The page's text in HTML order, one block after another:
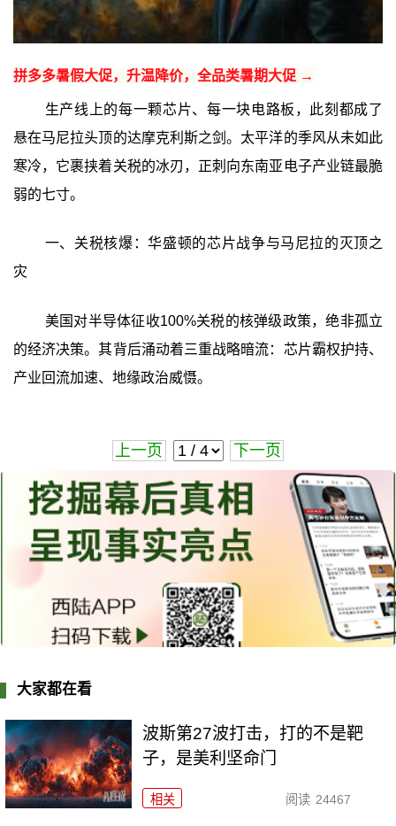
拼多多暑假大促，升温降价，全品类暑期大促 →
生产线上的每一颗芯片、每一块电路板，此刻都成了
悬在马尼拉头顶的达摩克利斯之剑。太平洋的季风从未如此
寒冷，它裹挟着关税的冰刃，正刺向东南亚电子产业链最脆
弱的七寸。
一、关税核爆：华盛顿的芯片战争与马尼拉的灭顶之
灾
美国对半导体征收100%关税的核弹级政策，绝非孤立
的经济决策。其背后涌动着三重战略暗流：芯片霸权护持、
产业回流加速、地缘政治威慑。
上一页 下一页
大家都在看
波斯第27波打击，打的不是靶
子，是美利坚命门
相关 阅读 24467